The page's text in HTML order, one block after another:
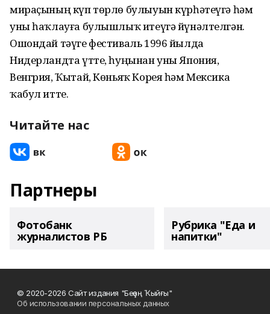
мираҫының күп төрлө булыуын күрһәтеүгә һәм
уны һаҡлауға булышлыҡ итеүгә йүнәлтелгән.
Ошондай тәүге фестиваль 1996 йылда
Нидерландта үтте, һуңынан уны Япония,
Венгрия, Ҡытай, Көньяҡ Корея һәм Мексика
ҡабул итте.
Читайте нас
Партнеры
Фотобанк
журналистов РБ
Рубрика "Еда и
напитки"
© 2020-2026 Сайт издания "Беҙҙең Ҡыйғы"
Об использовании персональных данных